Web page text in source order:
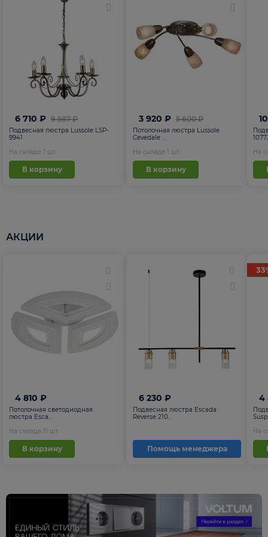
9 587 ₽
6 710 ₽
Подвесная люстра Lussole LSP-
9941
На складе 1 шт
В корзину
5 600 ₽
3 920 ₽
Потолочная люстра Lussole
Cevedale ...
На складе 1 шт
В корзину
На
АКЦИИ
4 810 ₽
Потолочная светодиодная
люстра Esca...
На складе 11 шт
В корзину
6 230 ₽
Подвесная люстра Escada
Reverse 210...
Помощь менеджера
4
На